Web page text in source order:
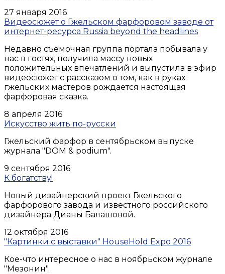
27 января 2016
Видеосюжет о Гжельском фарфоровом заводе от
интернет-ресурса Russia beyond the headlines
Недавно съемочная группа портала побывала у
нас в гостях, получила массу новых
положительных впечатлений и выпустила в эфир
видеосюжет с рассказом о том, как в руках
гжельских мастеров рождается настоящая
фарфоровая сказка.
8 апреля 2016
Искусство жить по-русски
Гжельский фарфор в сентябрьском выпуске
журнала "DOM & podium".
9 сентября 2016
К богатству!
Новый дизайнерский проект Гжельского
фарфорового завода и известного российского
дизайнера Дианы Балашовой.
12 октября 2016
"Картинки с выставки" HouseHold Expo 2016
Кое-что интересное о нас в ноябрьском журнале
"Мезонин".